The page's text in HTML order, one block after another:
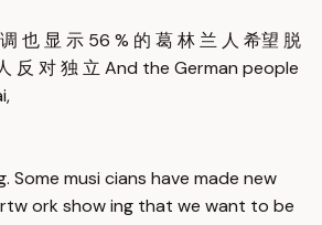
也 显 示 56 % 的 葛 林 兰 人 希望 脱
反 对 独 立 And the German people
Some musi cians have made new
ork show ing that we want to be